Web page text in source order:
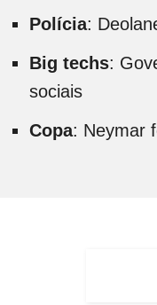
Polícia:
Big techs:
sociais
Copa: Neymar